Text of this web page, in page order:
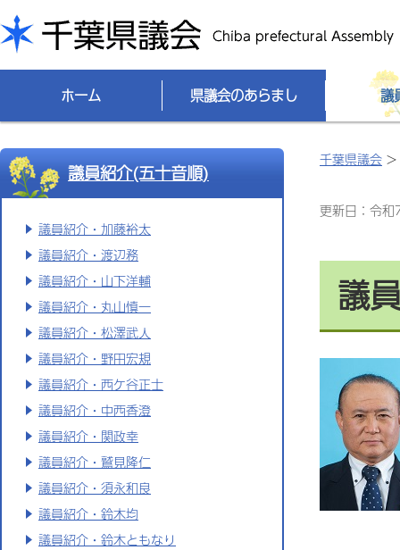
千葉県議会
ホーム 県議会のあらまし 議
議員紹介(五十音順)
議員紹介・加藤裕太
議員紹介・渡辺務
議員紹介・山下洋輔
議員紹介・丸山慎一
議員紹介・松澤武人
議員紹介・野田宏規
議員紹介・西ケ谷正士
議員紹介・中西香澄
議員紹介・関政幸
議員紹介・鷲見隆仁
議員紹介・須永和良
議員紹介・鈴木均
議員紹介・鈴木ともなり
千葉県議会 >
更新日：令
議